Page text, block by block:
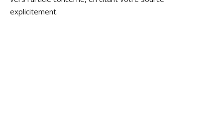
explicitement.